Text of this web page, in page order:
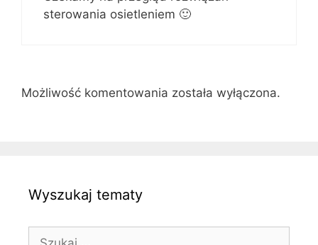
sterowania osietleniem 🙂
Możliwość komentowania została wyłączona.
Wyszukaj tematy